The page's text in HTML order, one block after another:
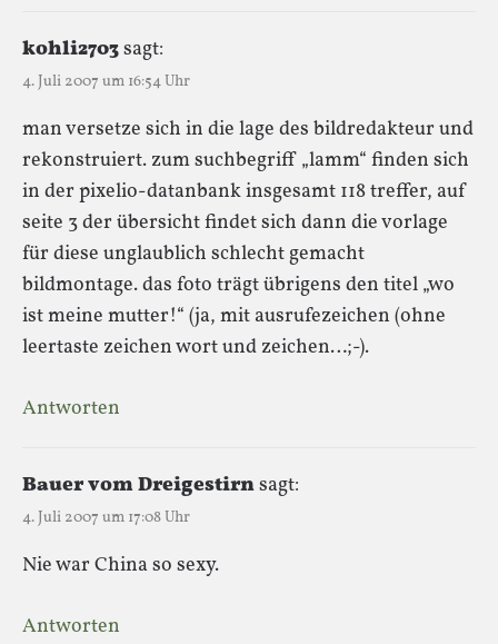
kohli2703sagt:
4. Juli 2007 um 16:54 Uhr
man versetze sich in die lage des bildredakteur und
rekonstruiert. zum suchbegriff „lamm“ finden sich
in der pixelio-datanbank insgesamt 118 treffer, auf
seite 3 der übersicht findet sich dann die vorlage
für diese unglaublich schlecht gemacht
bildmontage. das foto trägt übrigens den titel „wo
ist meine mutter!“ (ja, mit ausrufezeichen (ohne
leertaste zeichen wort und zeichen…;-).
Antworten
Bauer vom Dreigestirnsagt:
4. Juli 2007 um 17:08 Uhr
Nie war China so sexy.
Antworten